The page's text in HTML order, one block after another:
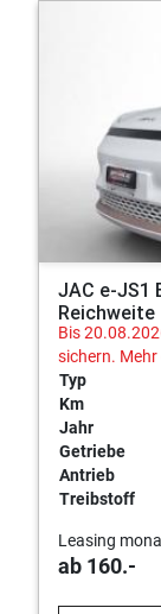
JAC e-JS1
Reichweite
Bis
sichern. Mehr
Typ
Km
Jahr
Getriebe
Antrieb
Treibstoff
Leasing
ab 160.-